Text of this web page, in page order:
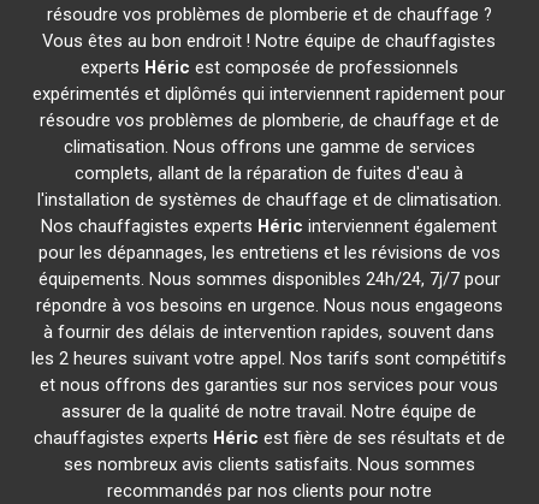
résoudre vos problèmes de plomberie et de chauffage ?
Vous êtes au bon endroit ! Notre équipe de chauffagistes
experts Héric est composée de professionnels
expérimentés et diplômés qui interviennent rapidement pour
résoudre vos problèmes de plomberie, de chauffage et de
climatisation. Nous offrons une gamme de services
complets, allant de la réparation de fuites d'eau à
l'installation de systèmes de chauffage et de climatisation.
Nos chauffagistes experts Héric interviennent également
pour les dépannages, les entretiens et les révisions de vos
équipements. Nous sommes disponibles 24h/24, 7j/7 pour
répondre à vos besoins en urgence. Nous nous engageons
à fournir des délais de intervention rapides, souvent dans
les 2 heures suivant votre appel. Nos tarifs sont compétitifs
et nous offrons des garanties sur nos services pour vous
assurer de la qualité de notre travail. Notre équipe de
chauffagistes experts Héric est fière de ses résultats et de
ses nombreux avis clients satisfaits. Nous sommes
recommandés par nos clients pour notre